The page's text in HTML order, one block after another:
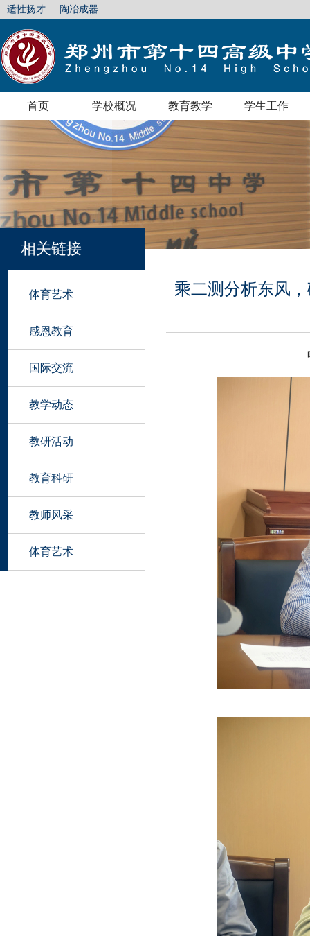
适性扬才 陶冶成器
首页 学校概况 教育教学 学生工作
相关链接
体育艺术
感恩教育
国际交流
教学动态
教研活动
教育科研
教师风采
体育艺术
乘二测分析东风